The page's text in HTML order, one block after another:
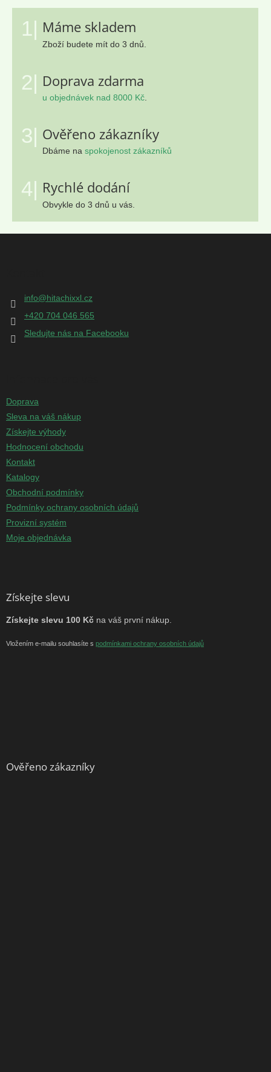
1| Máme skladem
Zboží budete mít do 3 dnů.
2| Doprava zdarma
u objednávek nad 8000 Kč.
3| Ověřeno zákazníky
Dbáme na spokojenost zákazníků
4| Rychlé dodání
Obvykle do 3 dnů u vás.
Z
info@hitachixxl.cz
+420 704 046 565
Sledujte nás na Facebooku
Doprava
Sleva na váš nákup
Získejte výhody
Hodnocení obchodu
Kontakt
Katalogy
Obchodní podmínky
Podmínky ochrany osobních údajů
Provizní systém
Moje objednávka
Získejte slevu
Získejte slevu 100 Kč na váš první nákup.
Vložením e-mailu souhlasíte s podmínkami ochrany osobních údajů
Ověřeno zákazníky